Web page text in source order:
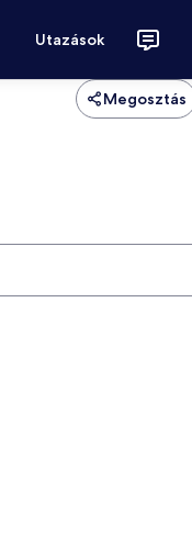
Utazások
Megosztás